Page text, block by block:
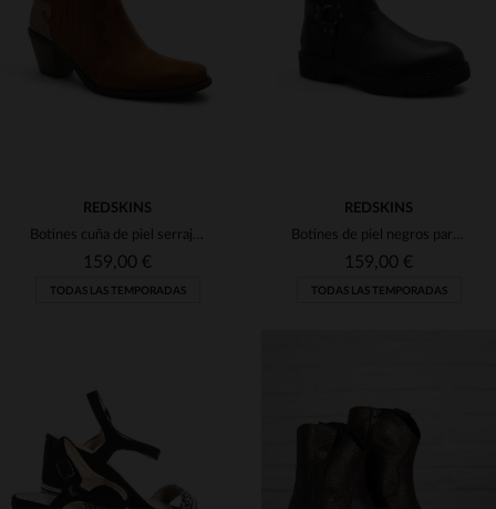
TALLAS DISPONIBLES
37 38 39
REDSKINS
Botines cuña de piel serraje con aplicaciones de piel
159,00 €
TODAS LAS TEMPORADAS
REDSKINS
Botines de piel negros para mujer.
159,00 €
TODAS LAS TEMPORADAS